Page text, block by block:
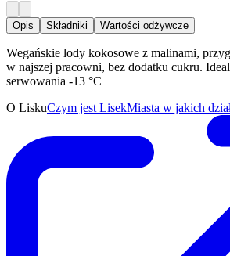
Opis Składniki Wartości odżywcze
Wegańskie lody kokosowe z malinami,
w najszej pracowni, bez dodatku cukru.
serwowania -13 °C
O LiskuCzym jest LisekMiasta w jakich